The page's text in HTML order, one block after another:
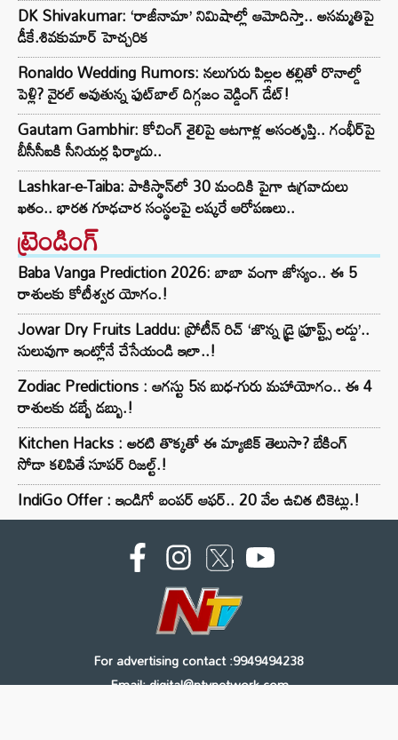
DK Shivakumar: ‘రాజీనామా’ నిమిషాల్లో ఆమోదిస్తా.. అసమ్మతిపై
డీకే.శివకుమార్ హెచ్చరిక
Ronaldo Wedding Rumors: నలుగురు పిల్లల తల్లితో రొనాల్డో
పెళ్లి? వైరల్ అవుతున్న ఫుట్‌బాల్ దిగ్గజం వెడ్డింగ్ డేట్!
Gautam Gambhir: కోచింగ్ శైలిపై ఆటగాళ్ల అసంతృప్తి.. గంభీర్‌పై
బీసీసీఐకి సీనియర్ల ఫిర్యాదు..
Lashkar-e-Taiba: పాకిస్థాన్‌లో 30 మందికి పైగా ఉగ్రవాదులు
ఖతం.. భారత గూఢచార సంస్థలపై లష్కరే ఆరోపణలు..
ట్రెండింగ్‌
Baba Vanga Prediction 2026: బాబా వంగా జోస్యం.. ఈ 5
రాశులకు కోటీశ్వర యోగం.!
Jowar Dry Fruits Laddu: ప్రోటీన్ రిచ్ ‘జొన్న డ్రై ఫ్రూప్ట్స్ లడ్డు’..
సులువుగా ఇంట్లోనే చేసేయండి ఇలా..!
Zodiac Predictions : ఆగస్టు 5న బుధ-గురు మహాయోగం.. ఈ 4
రాశులకు డబ్బే డబ్బు.!
Kitchen Hacks : అరటి తొక్కతో ఈ మ్యాజిక్ తెలుసా? బేకింగ్
సోడా కలిపితే సూపర్ రిజల్ట్.!
IndiGo Offer : ఇండిగో బంపర్ ఆఫర్.. 20 వేల ఉచిత టికెట్లు.!
For advertising contact :9949494238
Email: digital@ntvnetwork.com